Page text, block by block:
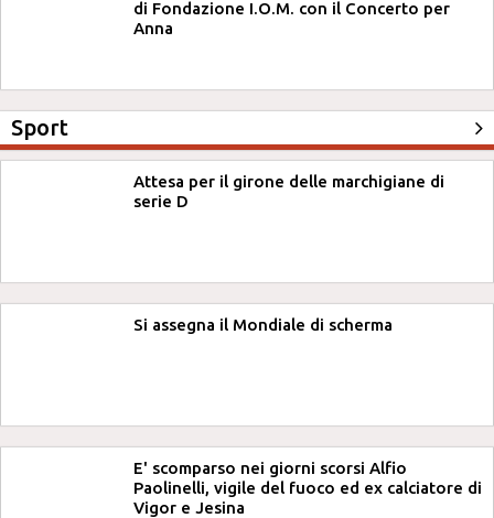
di Fondazione I.O.M. con il Concerto per
Anna
Sport
Attesa per il girone delle marchigiane di
serie D
Si assegna il Mondiale di scherma
E' scomparso nei giorni scorsi Alfio
Paolinelli, vigile del fuoco ed ex calciatore di
Vigor e Jesina